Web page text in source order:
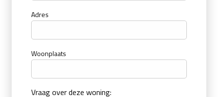
Adres
Woonplaats
Vraag over deze woning: